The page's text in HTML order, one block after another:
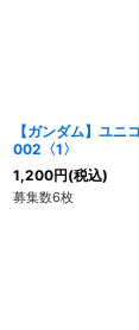
【ガンダム】ユ
002〈1〉
1,200円(税込)
募集数6枚